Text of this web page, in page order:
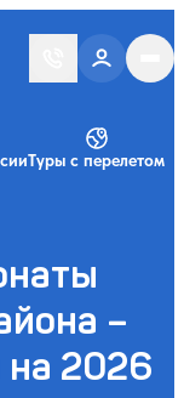
Туры с перелетом
–
2026